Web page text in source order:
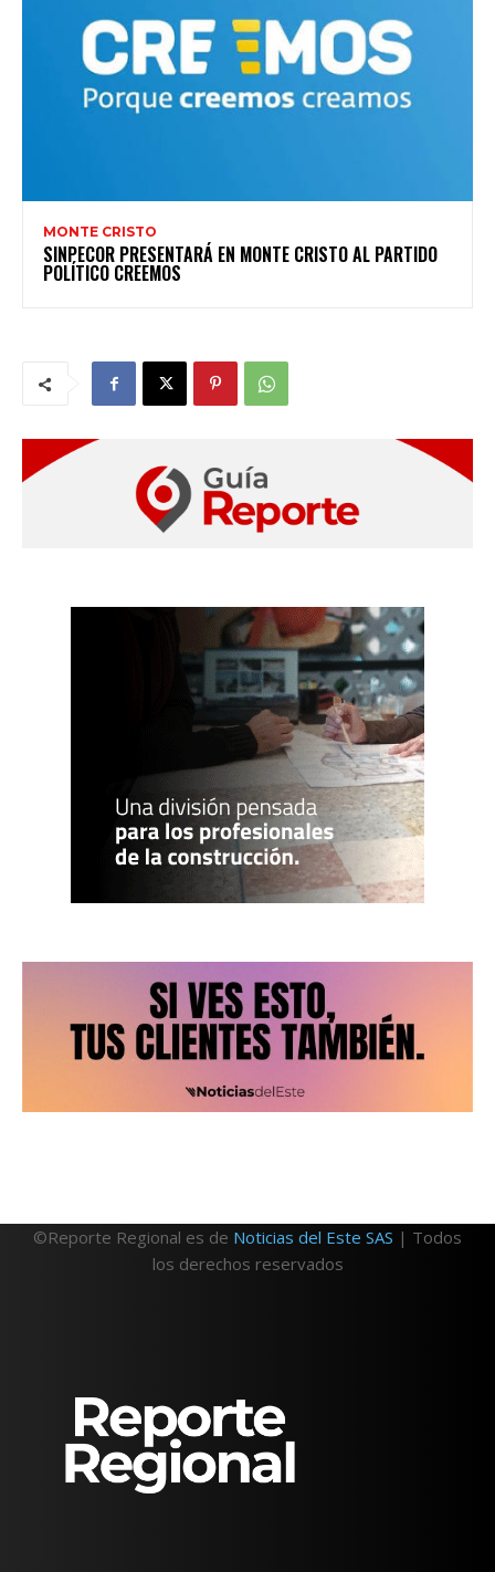
MONTE CRISTO
SINPECOR PRESENTARÁ EN MONTE CRISTO AL PARTIDO
POLÍTICO CREEMOS
©Reporte Regional es de Noticias del Este SAS | Todos
los derechos reservados